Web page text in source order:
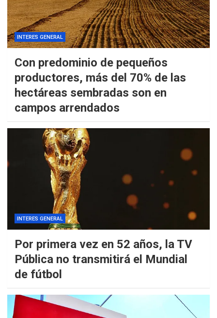
INTERES GENERAL
Con predominio de pequeños
productores, más del 70% de las
hectáreas sembradas son en
campos arrendados
INTERES GENERAL
Por primera vez en 52 años, la TV
Pública no transmitirá el Mundial
de fútbol